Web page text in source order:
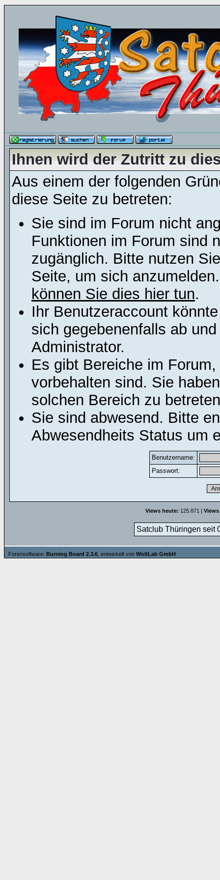
Ihnen wird der Zutritt zu
Aus einem der folgenden
diese Seite zu betreten:
Sie sind im Forum nicht
Funktionen im Forum sind
zugänglich. Bitte nutzen
Seite, um sich
können Sie dies hier tun.
Ihr Benutzeraccount
sich gegebenenfalls ab
Administrator.
Es gibt Bereiche im
vorbehalten sind. Sie
solchen Bereich zu
Sie sind abwesend. Bitte
Abwesendheits Status um
Benutzername:
Passwort:
Views heute: 125.871 |
Satclub Thüringen seit
Forensoftware: Burning Board 2.3.6 , entwickelt von WoltLab GmbH